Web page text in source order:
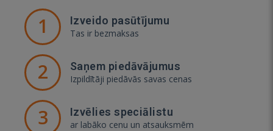
1 Izveido pasūtījumu
Tas ir bezmaksas
2 Saņem piedāvājumus
Izpildītāji piedāvās savas cenas
3 Izvēlies speciālistu
ar labāko cenu un atsauksmēm